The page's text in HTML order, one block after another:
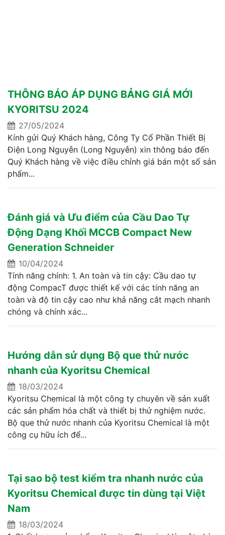
THÔNG BÁO ÁP DỤNG BẢNG GIÁ MỚI
KYORITSU 2024
27/05/2024
Kính gửi Quý Khách hàng, Công Ty Cổ Phần Thiết Bị
Điện Long Nguyễn (Long Nguyễn) xin thông báo đến
Quý Khách hàng về việc điều chỉnh giá bán một số sản
phẩm...
Đánh giá và Ưu điểm của Cầu Dao Tự
Động Dạng Khối MCCB Compact New
Generation Schneider
10/04/2024
Tính năng chính: 1. An toàn và tin cậy: Cầu dao tự
động CompacT được thiết kế với các tính năng an
toàn và độ tin cậy cao như khả năng cắt mạch nhanh
chóng và chính xác...
Hướng dẫn sử dụng Bộ que thử nước
nhanh của Kyoritsu Chemical
18/03/2024
Kyoritsu Chemical là một công ty chuyên về sản xuất
các sản phẩm hóa chất và thiết bị thử nghiệm nước.
Bộ que thử nước nhanh của Kyoritsu Chemical là một
công cụ hữu ích để...
Tại sao bộ test kiểm tra nhanh nước của
Kyoritsu Chemical được tin dùng tại Việt
Nam
18/03/2024